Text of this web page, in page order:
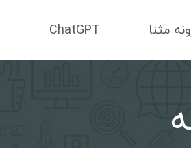
مثنا ChatGPT